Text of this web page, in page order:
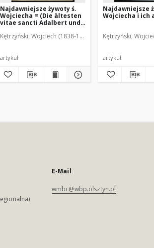
Najdawniejsze żywoty ś.
Wojciecha = (Die ältesten
vitae sancti Adalbert und
Kętrzyński, Wojciech (1838-1918)
artykuł
Najdawniejsze
Wojciecha i ich
Kętrzyński,
artykuł
E-Mail
wmbc@wbp.olsztyn.pl